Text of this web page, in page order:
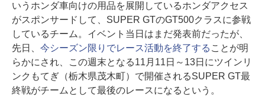
いうホンダ車向けの用品を展開しているホンダアクセス
がスポンサードして、SUPER GTのGT500クラスに参戦
しているチーム。イベント当日はまだ発表前だったが、
先日、 今シーズン限りでレース活動を終了する ことが明
らかにされ、この週末となる11月11日～13日にツインリ
ンクもてぎ（栃木県茂木町）で開催されるSUPER GT最
終戦がチームとして最後のレースになるという。